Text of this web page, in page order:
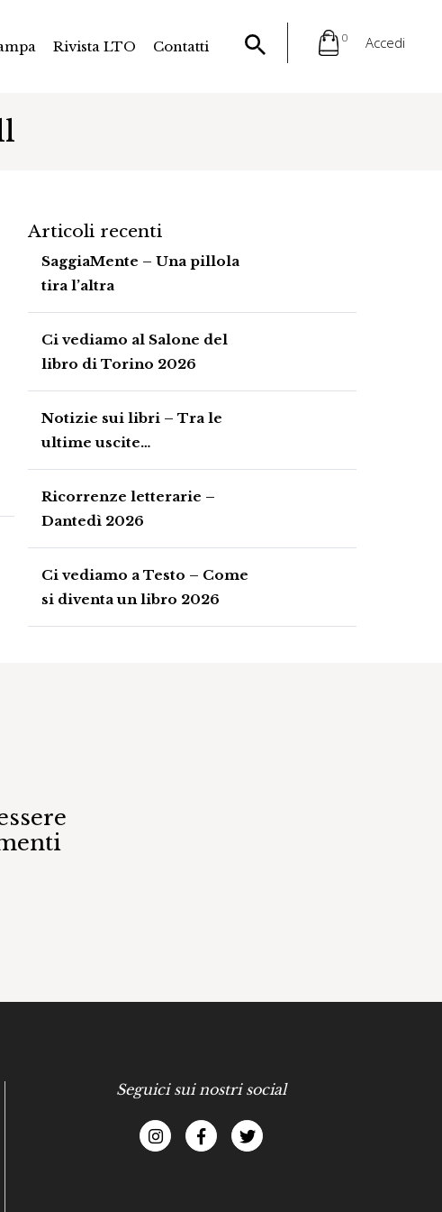
Rivista LTO Contatti
0 Accedi
Articoli recenti
SaggiaMente – Una pillola
tira l’altra
Ci vediamo al Salone del
libro di Torino 2026
Notizie sui libri – Tra le
ultime uscite…
Ricorrenze letterarie –
Dantedì 2026
Ci vediamo a Testo – Come
si diventa un libro 2026
Seguici sui nostri social